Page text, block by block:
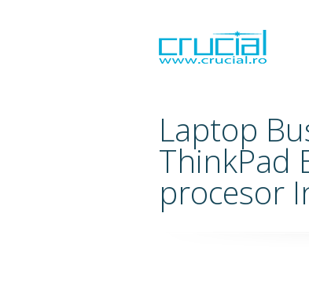
Laptop
ThinkPad
procesor